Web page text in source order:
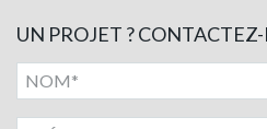
UN PROJET ? CONTACTEZ-